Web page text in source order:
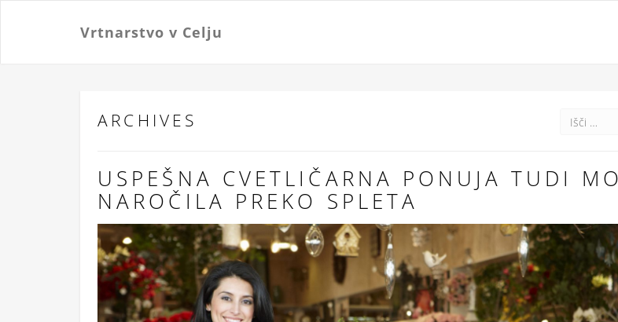
Vrtnarstvo v Celju
ARCHIVES
USPEŠNA CVETLIČARNA PONUJA TUDI
NAROČILA PREKO SPLETA